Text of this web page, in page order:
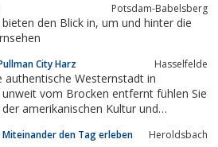
Potsdam-Babelsberg
Blick in, um und hinter die
City Harz Hasselfelde
authentische Westernstadt in
vom Brocken entfernt fühlen Sie
amerikanischen Kultur und
Miteinander den Tag erleben
Heroldsbach